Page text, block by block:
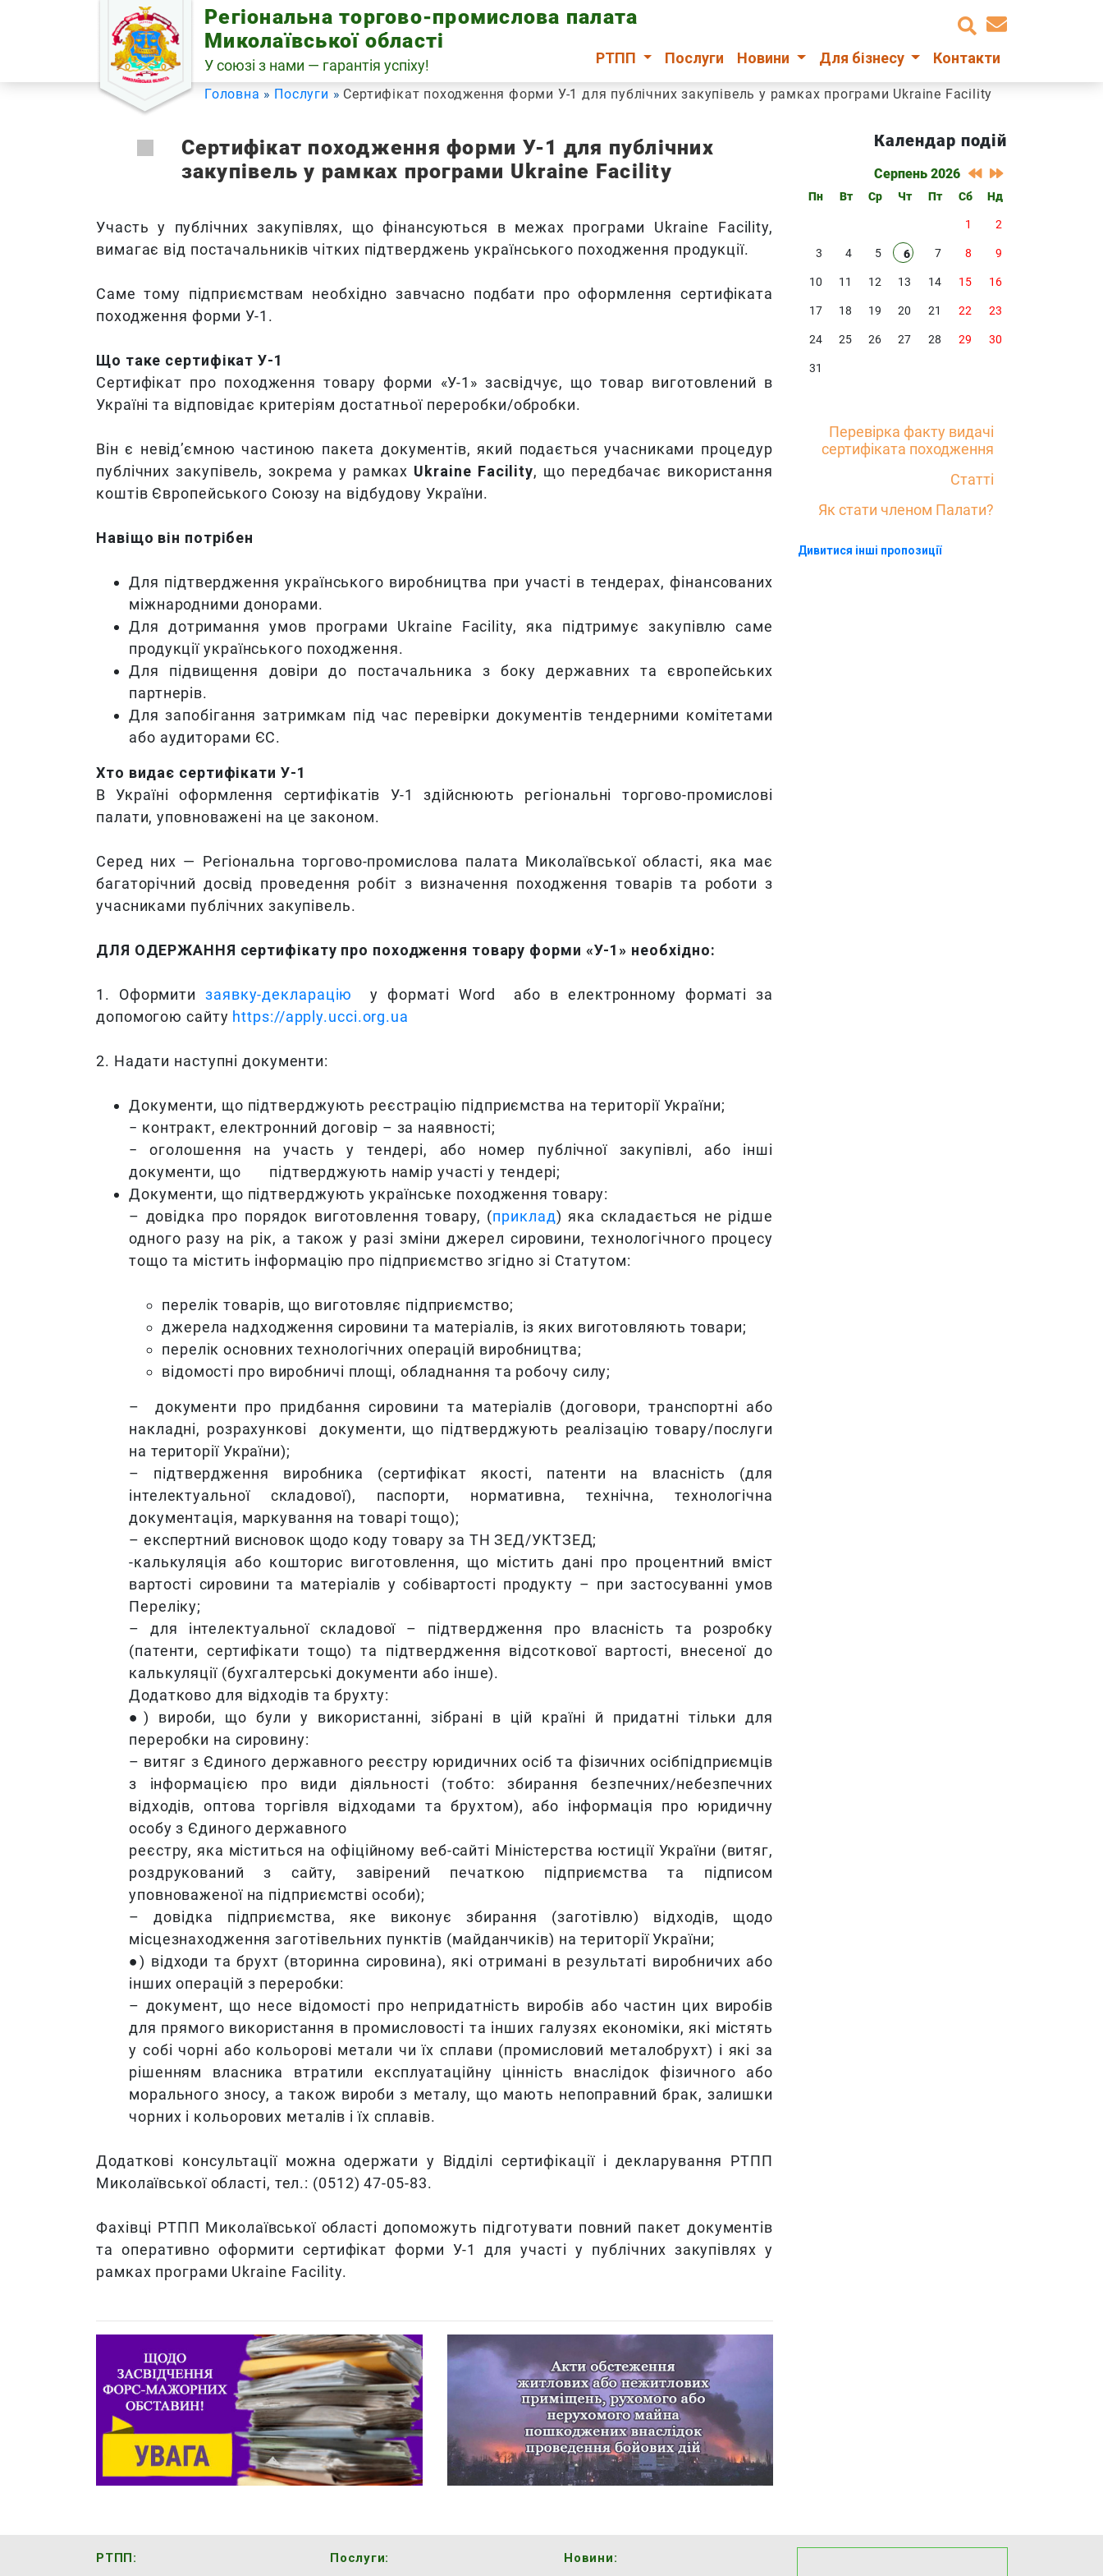
Регіональна торгово-промислова палата
Миколаївської області
У союзі з нами — гарантія успіху! РТПП Послуги Новини Для бізнесу Контакти
Головна Послуги Сертифікат походження форми У-1 для публічних закупівель у рамках програми Ukraine Facility
Сертифікат походження форми У-1 для публічних
закупівель у рамках програми Ukraine Facility
Участь у публічних закупівлях, що фінансуються в межах програми Ukraine Facility,
вимагає від постачальників чітких підтверджень українського походження продукції.
Саме тому підприємствам необхідно завчасно подбати про оформлення сертифіката
походження форми У-1.
Що таке сертифікат У-1
Сертифікат про походження товару форми «У-1» засвідчує, що товар виготовлений в
Україні та відповідає критеріям достатньої переробки/обробки.
Він є невід’ємною частиною пакета документів, який подається учасниками процедур
публічних закупівель, зокрема у рамках Ukraine Facility, що передбачає використання
коштів Європейського Союзу на відбудову України.
Навіщо він потрібен
Для підтвердження українського виробництва при участі в тендерах, фінансованих
міжнародними донорами.
Для дотримання умов програми Ukraine Facility, яка підтримує закупівлю саме
продукції українського походження.
Для підвищення довіри до постачальника з боку державних та європейських
партнерів.
Для запобігання затримкам під час перевірки документів тендерними комітетами
або аудиторами ЄС.
Хто видає сертифікати У-1
В Україні оформлення сертифікатів У-1 здійснюють регіональні торгово-промислові
палати, уповноважені на це законом.
Серед них — Регіональна торгово-промислова палата Миколаївської області, яка має
багаторічний досвід проведення робіт з визначення походження товарів та роботи з
учасниками публічних закупівель.
ДЛЯ ОДЕРЖАННЯ сертифікату про походження товару форми «У-1» необхідно:
1. Оформитизаявку-декларацію
у форматі Word або в електронному форматі за
допомогою сайту https://apply.ucci.org.ua
2. Надати наступні документи:
Документи, що підтверджують реєстрацію підприємства на території України;
− контракт, електронний договір – за наявності;
− оголошення на участь у тендері, або номер публічної закупівлі, або інші
документи, що підтверджують намір участі у тендері;
Документи, що підтверджують українське походження товару:
– довідка про порядок виготовлення товару, (приклад) яка складається не рідше
одного разу на рік, а також у разі зміни джерел сировини, технологічного процесу
тощо та містить інформацію про підприємство згідно зі Статутом:
перелік товарів, що виготовляє підприємство;
джерела надходження сировини та матеріалів, із яких виготовляють товари;
перелік основних технологічних операцій виробництва;
відомості про виробничі площі, обладнання та робочу силу;
– документи про придбання сировини та матеріалів (договори, транспортні або
накладні, розрахункові документи, що підтверджують реалізацію товару/послуги
на території України);
– підтвердження виробника (сертифікат якості, патенти на власність (для
інтелектуальної складової), паспорти, нормативна, технічна, технологічна
документація, маркування на товарі тощо);
– експертний висновок щодо коду товару за ТН ЗЕД/УКТЗЕД;
-калькуляція або кошторис виготовлення, що містить дані про процентний вміст
вартості сировини та матеріалів у собівартості продукту – при застосуванні умов
Переліку;
– для інтелектуальної складової – підтвердження про власність та розробку
(патенти, сертифікати тощо) та підтвердження відсоткової вартості, внесеної до
калькуляції (бухгалтерські документи або інше).
Додатково для відходів та брухту:
●) вироби, що були у використанні, зібрані в цій країні й придатні тільки для
переробки на сировину:
– витяг з Єдиного державного реєстру юридичних осіб та фізичних осібпідприємців
з інформацією про види діяльності (тобто: збирання безпечних/небезпечних
відходів, оптова торгівля відходами та брухтом), або інформація про юридичну
особу з Єдиного державного
реєстру, яка міститься на офіційному веб-сайті Міністерства юстиції України (витяг,
роздрукований з сайту, завірений печаткою підприємства та підписом
уповноваженої на підприємстві особи);
– довідка підприємства, яке виконує збирання (заготівлю) відходів, щодо
місцезнаходження заготівельних пунктів (майданчиків) на території України;
●) відходи та брухт (вторинна сировина), які отримані в результаті виробничих або
інших операцій з переробки:
– документ, що несе відомості про непридатність виробів або частин цих виробів
для прямого використання в промисловості та інших галузях економіки, які містять
у собі чорні або кольорові метали чи їх сплави (промисловий металобрухт) і які за
рішенням власника втратили експлуатаційну цінність внаслідок фізичного або
морального зносу, а також вироби з металу, що мають непоправний брак, залишки
чорних і кольорових металів і їх сплавів.
Додаткові консультації можна одержати у Відділі сертифікації і декларування РТПП
Миколаївської області, тел.: (0512) 47-05-83.
Фахівці РТПП Миколаївської області допоможуть підготувати повний пакет документів
та оперативно оформити сертифікат форми У-1 для участі у публічних закупівлях у
рамках програми Ukraine Facility.
Календар подій
Серпень 2026
Пн Вт Ср Чт Пт Сб Нд
1 2
3 4 5 6 7 8 9
10 11 12 13 14 15 16
17 18 19 20 21 22 23
24 25 26 27 28 29 30
31
Перевірка факту видачі
сертифіката походження
Статті
Як стати членом Палати?
Дивитися інші пропозиції
РТПП: Послуги: Новини: